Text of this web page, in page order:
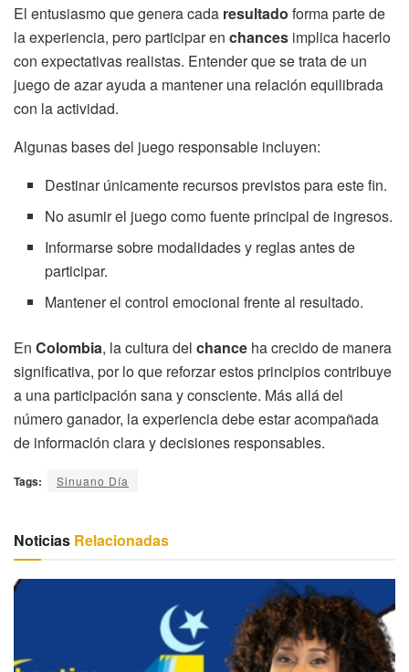
El entusiasmo que genera cada resultado forma parte de
la experiencia, pero participar en chances implica hacerlo
con expectativas realistas. Entender que se trata de un
juego de azar ayuda a mantener una relación equilibrada
con la actividad.
Algunas bases del juego responsable incluyen:
Destinar únicamente recursos previstos para este fin.
No asumir el juego como fuente principal de ingresos.
Informarse sobre modalidades y reglas antes de
participar.
Mantener el control emocional frente al resultado.
En Colombia, la cultura del chance ha crecido de manera
significativa, por lo que reforzar estos principios contribuye
a una participación sana y consciente. Más allá del
número ganador, la experiencia debe estar acompañada
de información clara y decisiones responsables.
Tags: Sinuano Día
Noticias Relacionadas